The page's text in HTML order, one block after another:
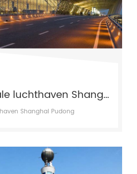
Internationale luchthaven Shanghai Pudong
Shanghai Pudong